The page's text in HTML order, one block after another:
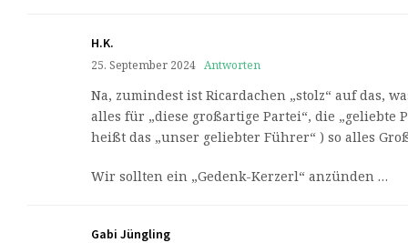
H.K.
25. September 2024 Antworten
Na, zumindest ist Ricardachen „stolz“ auf das,
alles für „diese großartige Partei“, die „geliebte
heißt das „unser geliebter Führer“ ) so alles
Wir sollten ein „Gedenk-Kerzerl“ anzünden …
Gabi Jüngling